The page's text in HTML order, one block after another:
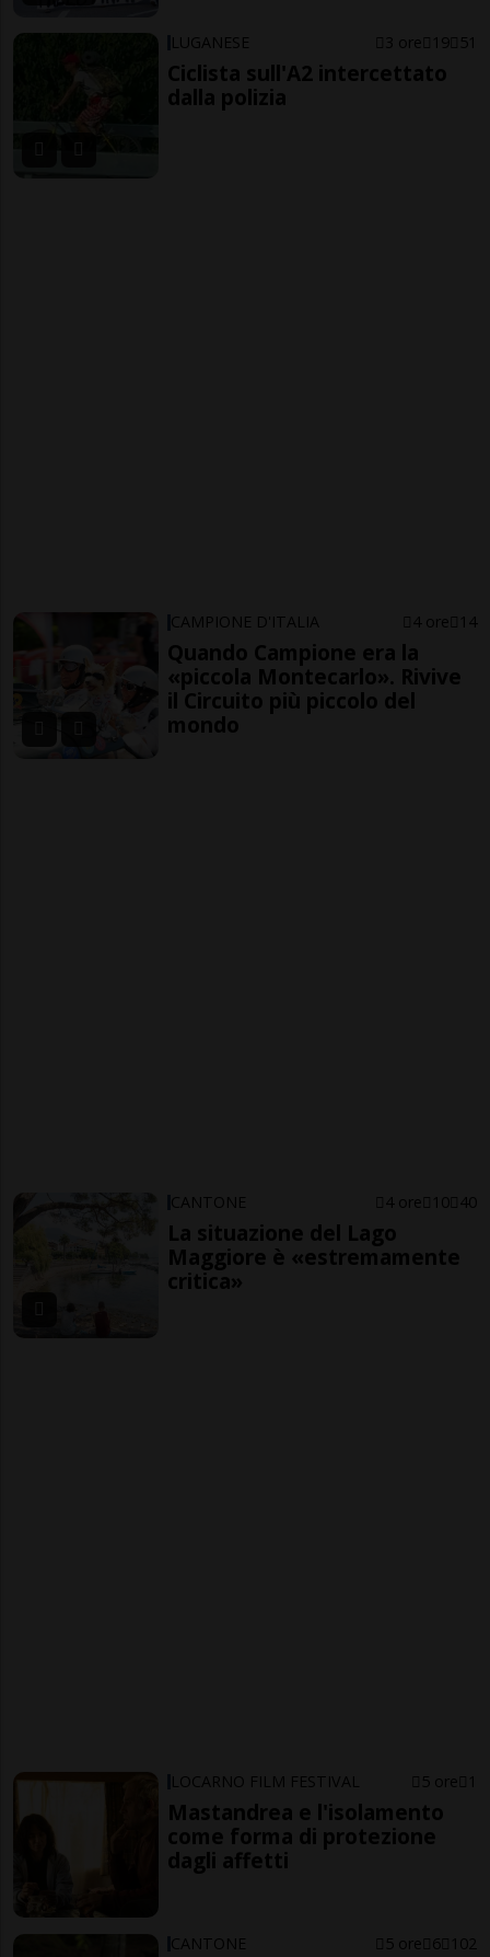
LUGANESE 3 ore 19 51
Ciclista sull'A2 intercettato
dalla polizia
CAMPIONE D'ITALIA 4 ore 14
Quando Campione era la
«piccola Montecarlo». Rivive
il Circuito più piccolo del
mondo
CANTONE 4 ore 10 40
La situazione del Lago
Maggiore è «estremamente
critica»
LOCARNO FILM FESTIVAL 5 ore 1
Mastandrea e l'isolamento
come forma di protezione
dagli affetti
CANTONE 5 ore 6 102